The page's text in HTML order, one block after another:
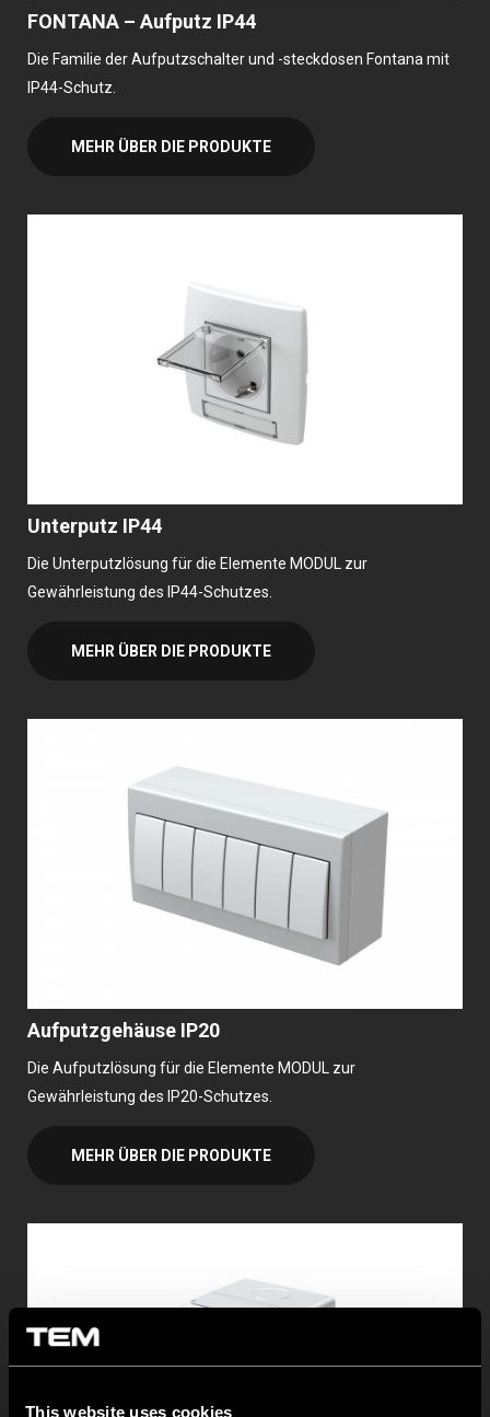
This website uses cookies
FONTANA – Aufputz IP44
Die Familie der Aufputzschalter und -steckdosen Fontana mit
IP44-Schutz.
MEHR ÜBER DIE PRODUKTE
Unterputz IP44
Die Unterputzlösung für die Elemente MODUL zur
Gewährleistung des IP44-Schutzes.
MEHR ÜBER DIE PRODUKTE
Aufputzgehäuse IP20
Die Aufputzlösung für die Elemente MODUL zur
Gewährleistung des IP20-Schutzes.
MEHR ÜBER DIE PRODUKTE